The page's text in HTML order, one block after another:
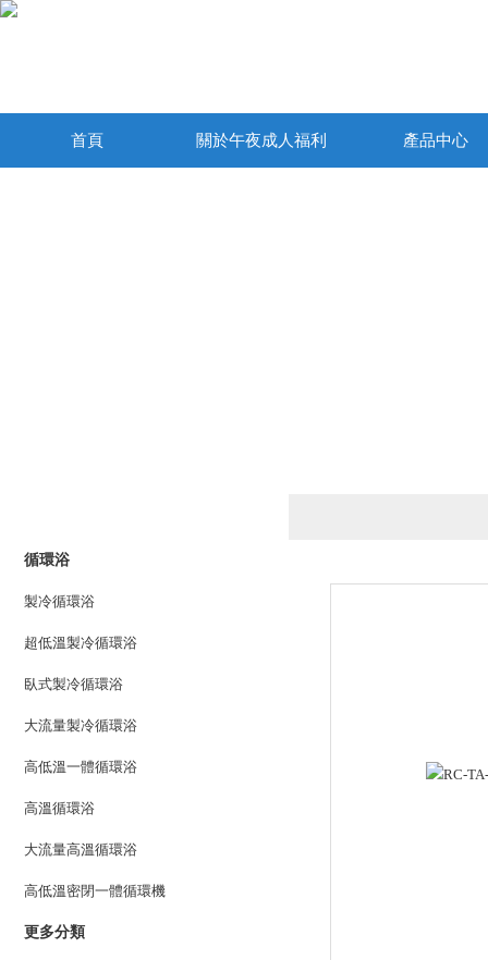
首頁 關於午夜成人福利 產品中心
循環浴
製冷循環浴
超低溫製冷循環浴
臥式製冷循環浴
大流量製冷循環浴
高低溫一體循環浴
高溫循環浴
大流量高溫循環浴
高低溫密閉一體循環機
更多分類